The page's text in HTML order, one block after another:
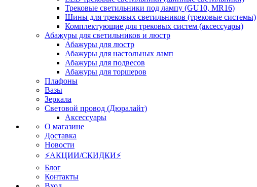
Трековые светильники под лампу (GU10, MR16)
Шины для трековых светильников (трековые системы)
Комплектующие для трековых систем (аксессуары)
Абажуры для светильников и люстр
Абажуры для люстр
Абажуры для настольных ламп
Абажуры для подвесов
Абажуры для торшеров
Плафоны
Вазы
Зеркала
Световой провод (Дюралайт)
Аксессуары
О магазине
Доставка
Новости
⚡АКЦИИ/СКИДКИ⚡
Блог
Контакты